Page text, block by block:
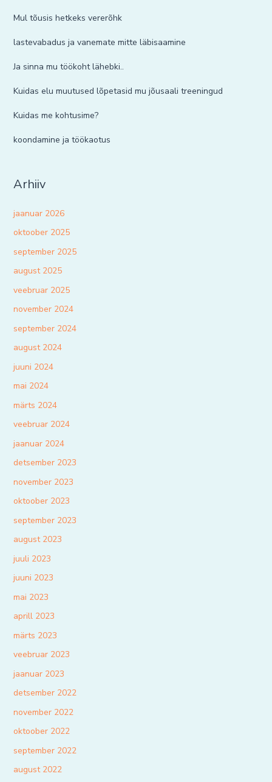
Mul tõusis hetkeks vererõhk
lastevabadus ja vanemate mitte läbisaamine
Ja sinna mu töökoht lähebki..
Kuidas elu muutused lõpetasid mu jõusaali treeningud
Kuidas me kohtusime?
koondamine ja töökaotus
Arhiiv
jaanuar 2026
oktoober 2025
september 2025
august 2025
veebruar 2025
november 2024
september 2024
august 2024
juuni 2024
mai 2024
märts 2024
veebruar 2024
jaanuar 2024
detsember 2023
november 2023
oktoober 2023
september 2023
august 2023
juuli 2023
juuni 2023
mai 2023
aprill 2023
märts 2023
veebruar 2023
jaanuar 2023
detsember 2022
november 2022
oktoober 2022
september 2022
august 2022